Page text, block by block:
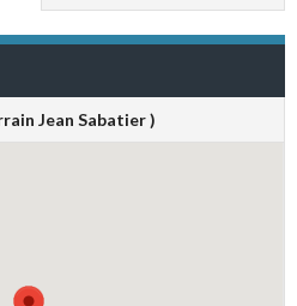
Jean Sabatier )